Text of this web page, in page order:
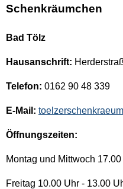
Schenkräumchen
Bad Tölz
Hausanschrift:
Telefon: 0162 90 48 339
E-Mail:
Öffnungszeiten:
Montag und Mittwoch
Freitag 10.00 Uhr - 13.00